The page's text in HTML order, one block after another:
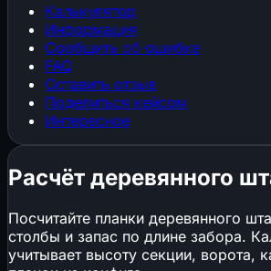
🧱Расход кирпича
⬜Газобетон и пеноблоки
🔩Расход арматуры
🎨Расход краски
📜Расход обоев
📐Стяжка пола
🏠Площадь кровли
🏠Кровельные материалы
🧱Клей и затирка для плитки
📐ГКЛ и металлокаркас
🏗️Конструкции, фундаменты и
▦Строительные леса
Калькулятор
Информация
Сообщить об ошибке
FAQ
Оставить отзыв
Поделиться кейсом
Интересное
Расчёт деревянного
Посчитайте планки деревянного
столбы и запас по длине забора.
учитывает высоту секции, ворота,